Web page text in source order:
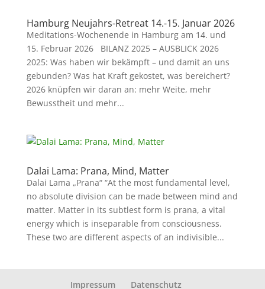
Hamburg Neujahrs-Retreat 14.-15. Januar 2026
Meditations-Wochenende in Hamburg am 14. und
15. Februar 2026 BILANZ 2025 – AUSBLICK 2026
2025: Was haben wir bekämpft – und damit an uns
gebunden? Was hat Kraft gekostet, was bereichert?
2026 knüpfen wir daran an: mehr Weite, mehr
Bewusstheit und mehr...
Dalai Lama: Prana, Mind, Matter
Dalai Lama „Prana“ “At the most fundamental level,
no absolute division can be made between mind and
matter. Matter in its subtlest form is prana, a vital
energy which is inseparable from consciousness.
These two are different aspects of an indivisible...
Impressum Datenschutz